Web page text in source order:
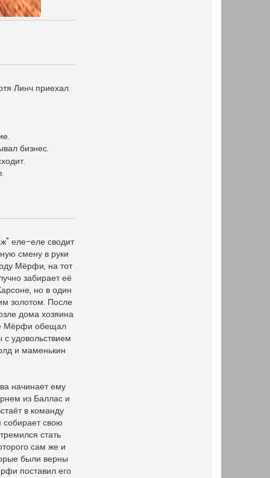
Линч приехал
бизнес.
еле-еле сводит
смену в руки
Мёрфи, на тот
забирает её
но в один
золотом. После
дома хозяина
Мёрфи обещал
удовольствием
и маменькин
начинает ему
из Баллас и
в команду
свою
стать
сам же и
были верны
поставил его